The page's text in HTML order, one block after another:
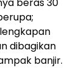
dibagikan
banjir.